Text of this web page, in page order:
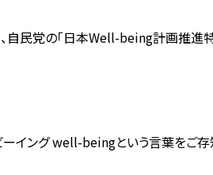
自民党の「日本Well-being計画推進
イング well-beingという言葉をご存